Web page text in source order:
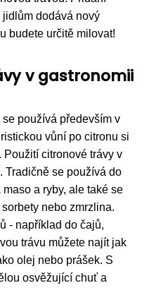
dodává nový
budete určitě milovat!
v gastronomii
používá především v
vůní po citronu si
citronové trávy v
Tradičně se používá do
a ryby, ale také se
nebo zmrzlina.
- například do čajů,
trávu můžete najít jak
olej nebo prášek. S
osvěžující chuť a